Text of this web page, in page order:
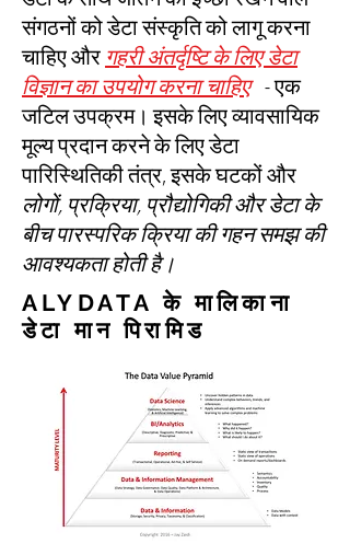
संगठनों को डेटा संस्कृति को लागू करना
चाहिए और गहरी अंतर्दृष्टि के लिए डेटा
विज्ञान का उपयोग करना चाहिए - एक
जटिल उपक्रम। इसके लिए व्यावसायिक
मूल्य प्रदान करने के लिए डेटा
पारिस्थितिकी तंत्र, इसके घटकों और
लोगों, प्रक्रिया, प्रौद्योगिकी और डेटा के
बीच पारस्परिक क्रिया की गहन समझ की
आवश्यकता होती है।
ALYDATA के मालिकाना
डेटा मान पिरामिड